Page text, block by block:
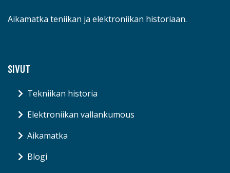
Aikamatka teniikan ja elektroniikan historiaan.
SIVUT
Tekniikan historia
Elektroniikan vallankumous
Aikamatka
Blogi